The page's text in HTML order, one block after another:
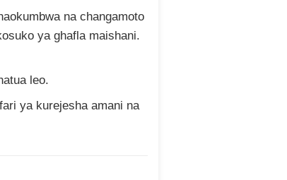
na changamoto
ya ghafla maishani.
leo.
ya kurejesha amani na